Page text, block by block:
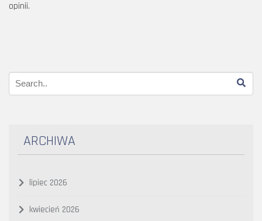
opinii.
ARCHIWA
lipiec 2026
kwiecień 2026